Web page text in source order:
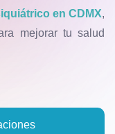
en CDMX,
mejorar tu salud